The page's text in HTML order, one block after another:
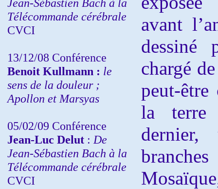
Jean-Sébastien Bach à la
Télécommande cérébrale
CVCI
13/12/08 Conférence
Benoit Kullmann : le
sens de la douleur ;
Apollon et Marsyas
05/02/09 Conférence
Jean-Luc Delut : De
Jean-Sébastien Bach à la
Télécommande cérébrale
CVCI
avant
dessiné
chargé
peut-
la terre